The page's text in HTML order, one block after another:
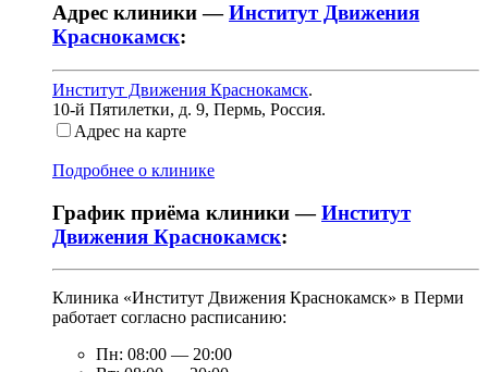
Адрес клиники —Институт Движения
Краснокамск:
Институт Движения Краснокамск.
10-й Пятилетки, д. 9, Пермь, Россия.
Адрес на карте
Подробнее о клинике
График приёма клиники —Институт
Движения Краснокамск:
Клиника «Институт Движения Краснокамск» в Перми
работает согласно расписанию:
Пн: 08:00 — 20:00